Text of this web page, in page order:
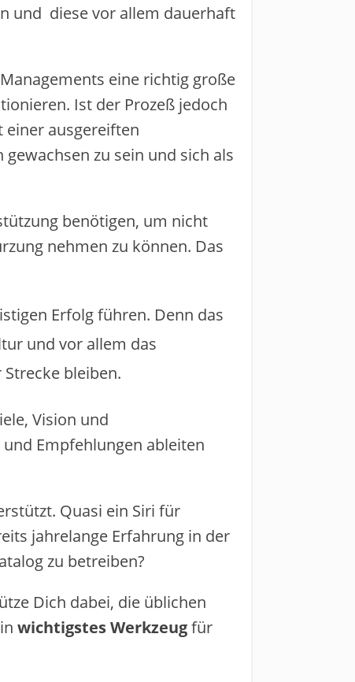
und ​diese vor allem ​dauerhaft
eine richtig große
​Ist der Prozeß jedoch
ausgereiften
zu sein und sich als
benötigen, um nicht
nehmen zu können. ​Das
Erfolg führen. ​Denn ​das
und vor allem das​
bleiben.
Vision und
Empfehlungen ableiten
Quasi ein Siri für
jahrelange Erfahrung in der
zu betreiben?
Dich dabei, die üblichen
wichtigstes Werkzeug​ für